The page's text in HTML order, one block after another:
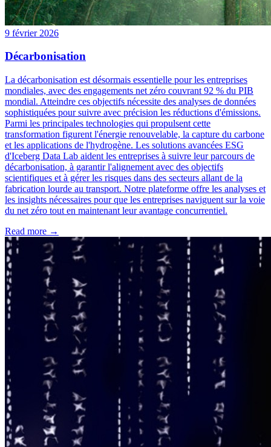
9 février 2026
Décarbonisation
La décarbonisation est désormais essentielle pour les entreprises
mondiales, avec des engagements net zéro couvrant 92 % du PIB
mondial. Atteindre ces objectifs nécessite des analyses de données
sophistiquées pour suivre avec précision les réductions d'émissions.
Parmi les principales technologies qui propulsent cette
transformation figurent l'énergie renouvelable, la capture du carbone
et les applications de l'hydrogène. Les solutions avancées ESG
d'Iceberg Data Lab aident les entreprises à suivre leur parcours de
décarbonisation, à garantir l'alignement avec des objectifs
scientifiques et à gérer les risques dans des secteurs allant de la
fabrication lourde au transport. Notre plateforme offre les analyses et
les insights nécessaires pour que les entreprises naviguent sur la voie
du net zéro tout en maintenant leur avantage concurrentiel.
Read more →